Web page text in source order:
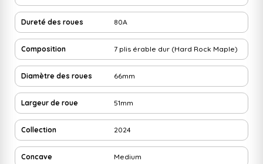
Dureté des roues 80A
Composition 7 plis érable dur (Hard Rock Maple)
Diamètre des roues 66mm
Largeur de roue 51mm
Collection 2024
Concave Medium